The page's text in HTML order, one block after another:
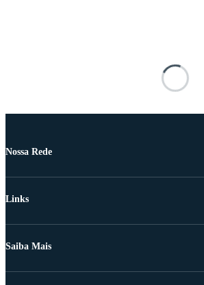
Nossa Rede
Links
Saiba Mais